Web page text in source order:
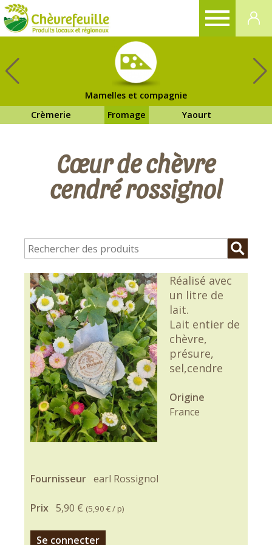
Mamelles et compagnie
Crèmerie
Fromage Yaourt
Cœur de chèvre
cendré rossignol
Réalisé avec
un litre de
lait.
Lait entier de
chèvre,
présure,
sel,cendre
Origine
France
Fournisseur earl Rossignol
Prix 5,90 € (5,90 €/ p)
Se connecter